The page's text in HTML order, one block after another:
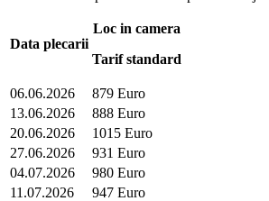
Data plecarii
Loc in camera
Tarif standard
06.06.2026
879 Euro
13.06.2026
888 Euro
20.06.2026
1015 Euro
27.06.2026
931 Euro
04.07.2026
980 Euro
11.07.2026
947 Euro